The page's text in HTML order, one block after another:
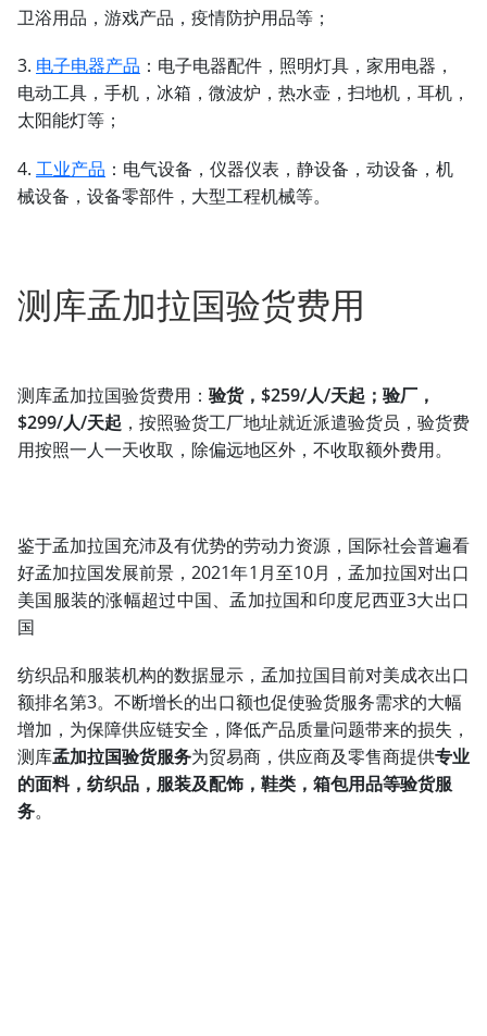
卫浴用品，游戏产品，疫情防护用品等；
3. 电子电器产品 ：电子电器配件，照明灯具，家用电器，
电动工具，手机，冰箱，微波炉，热水壶，扫地机，耳机，
太阳能灯等；
4. 工业产品 ：电气设备，仪器仪表，静设备，动设备，机
械设备，设备零部件，大型工程机械等。
测库孟加拉国验货费用
测库孟加拉国验货费用： 验货，$259/人/天起；验厂，
$299/人/天起 ，按照验货工厂地址就近派遣验货员，验货费
用按照一人一天收取，除偏远地区外，不收取额外费用。
鉴于孟加拉国充沛及有优势的劳动力资源，国际社会普遍看
好孟加拉国发展前景，2021年1月至10月，孟加拉国对出口
美国服装的涨幅超过中国、孟加拉国和印度尼西亚3大出口
国
纺织品和服装机构的数据显示，孟加拉国目前对美成衣出口
额排名第3。不断增长的出口额也促使验货服务需求的大幅
增加，为保障供应链安全，降低产品质量问题带来的损失，
测库孟加拉国验货服务为贸易商，供应商及零售商提供专业
的面料，纺织品，服装及配饰，鞋类，箱包用品等验货服
务。